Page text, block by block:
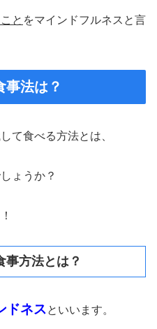
と をマインドフルネスと言
事法は？
て食べる方法とは、
ょうか？
事方法とは？
ドネスといいます。